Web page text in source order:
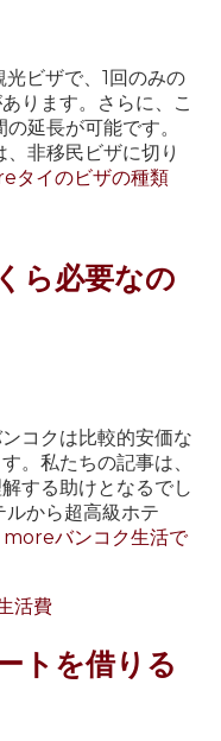
ビザで、1回のみの
ります。さらに、こ
延長が可能です。
非移民ビザに切り
タイのビザの種類
ら必要なの
コクは比較的安価な
。私たちの記事は、
する助けとなるでし
ルから超高級ホテ
moreバンコク生活で
活費
トを借りる